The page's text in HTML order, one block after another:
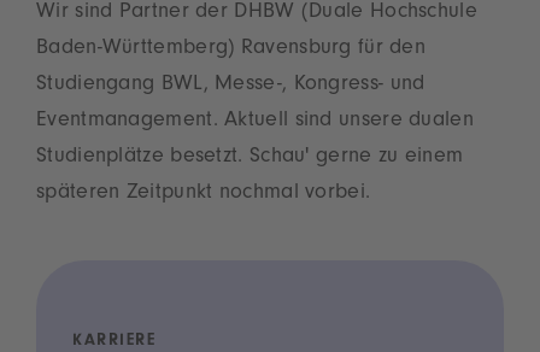
Wir sind Partner der DHBW (Duale Hochschule
Baden-Württemberg) Ravensburg für den
Studiengang BWL, Messe-, Kongress- und
Eventmanagement. Aktuell sind unsere dualen
Studienplätze besetzt. Schau' gerne zu einem
späteren Zeitpunkt nochmal vorbei.
KARRIERE